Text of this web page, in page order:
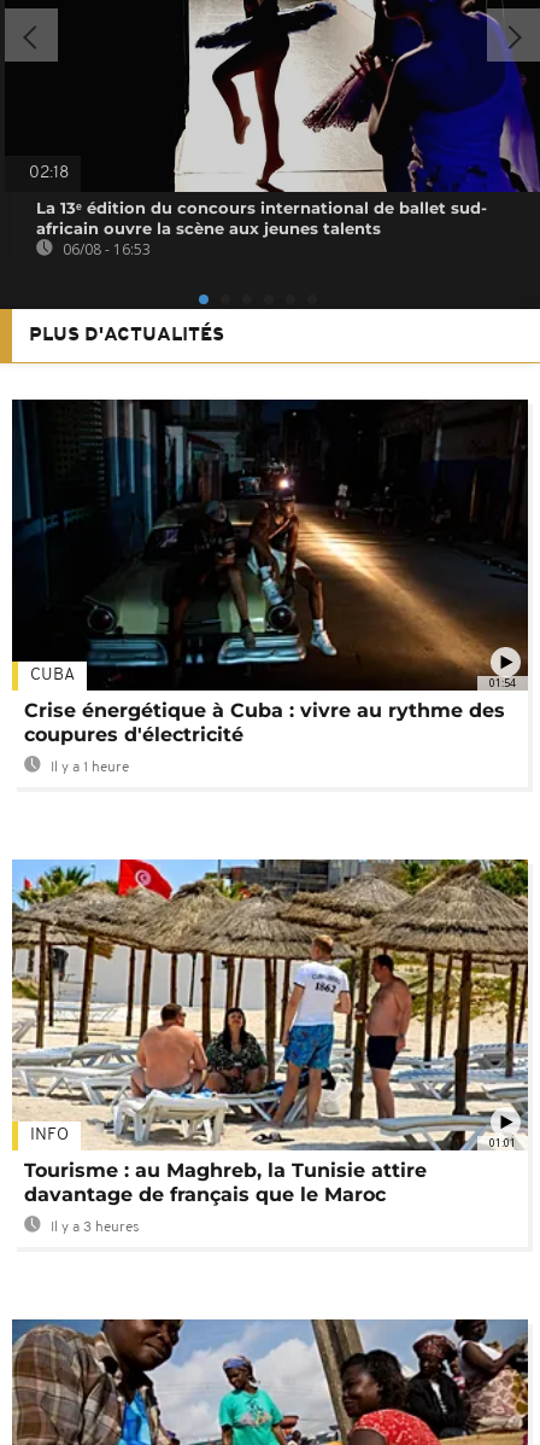
02:18
La 13ᵉ édition du concours international de ballet sud-
africain ouvre la scène aux jeunes talents
06/08 - 16:53
PLUS D'ACTUALITÉS
01:54
CUBA
Crise énergétique à Cuba : vivre au rythme des
coupures d'électricité
Il y a 1 heure
01:01
INFO
Tourisme : au Maghreb, la Tunisie attire
davantage de français que le Maroc
Il y a 3 heures